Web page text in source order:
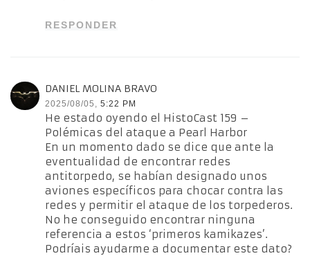
RESPONDER
DANIEL MOLINA BRAVO
2025/08/05, 5:22 PM
He estado oyendo el HistoCast 159 –
Polémicas del ataque a Pearl Harbor
En un momento dado se dice que ante la
eventualidad de encontrar redes
antitorpedo, se habían designado unos
aviones específicos para chocar contra las
redes y permitir el ataque de los torpederos.
No he conseguido encontrar ninguna
referencia a estos ‘primeros kamikazes’.
Podríais ayudarme a documentar este dato?